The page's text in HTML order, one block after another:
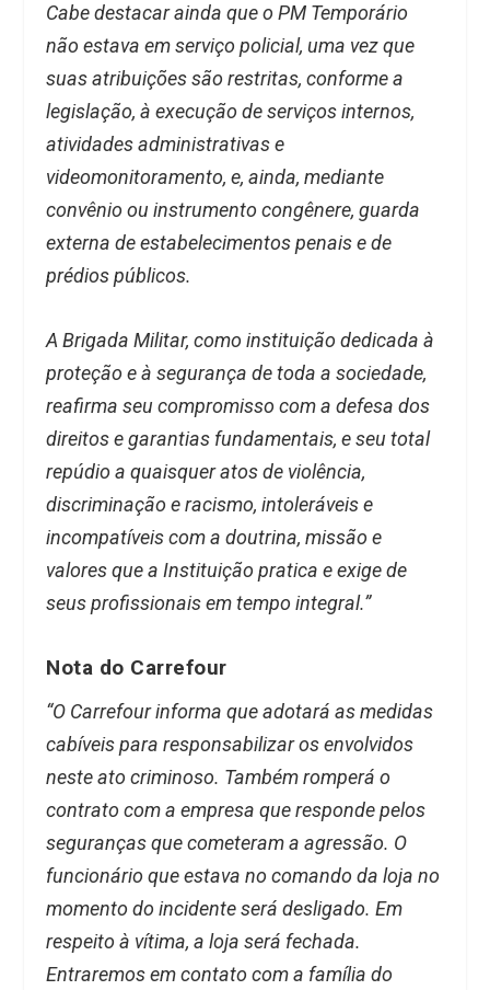
Cabe destacar ainda que o PM Temporário
não estava em serviço policial, uma vez que
suas atribuições são restritas, conforme a
legislação, à execução de serviços internos,
atividades administrativas e
videomonitoramento, e, ainda, mediante
convênio ou instrumento congênere, guarda
externa de estabelecimentos penais e de
prédios públicos.
A Brigada Militar, como instituição dedicada à
proteção e à segurança de toda a sociedade,
reafirma seu compromisso com a defesa dos
direitos e garantias fundamentais, e seu total
repúdio a quaisquer atos de violência,
discriminação e racismo, intoleráveis e
incompatíveis com a doutrina, missão e
valores que a Instituição pratica e exige de
seus profissionais em tempo integral.”
Nota do Carrefour
“O Carrefour informa que adotará as medidas
cabíveis para responsabilizar os envolvidos
neste ato criminoso. Também romperá o
contrato com a empresa que responde pelos
seguranças que cometeram a agressão. O
funcionário que estava no comando da loja no
momento do incidente será desligado. Em
respeito à vítima, a loja será fechada.
Entraremos em contato com a família do